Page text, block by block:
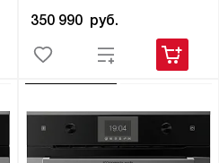
350 990 руб.